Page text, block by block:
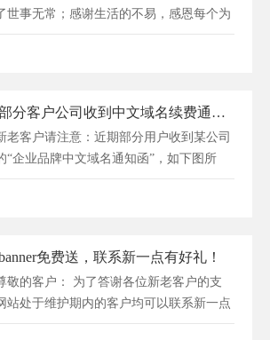
世事无常；感谢生活的不易，感恩每个为
力的人，愿......
近期部分客户公司收到中文域名续费通知的骗局
老客户请注意：近期部分用户收到某公司
“企业品牌中文域名通知函”，如下图所
期部分客户......
免费送，联系新一点有好礼！
敬的客户： 为了答谢各位新老客户的支
站处于维护期内的客户均可以联系新一点